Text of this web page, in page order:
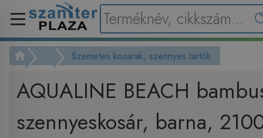
... Szemetes kosarak, szennyes tartók
AQUALINE BEACH
szennyeskosár, barna,